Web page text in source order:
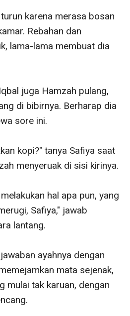
karena merasa bosan
Rebahan dan
lama-lama membuat dia
juga Hamzah pulang,
di bibirnya. Berharap dia
sore ini.
kopi?" tanya Safiya saat
menyeruak di sisi kirinya.
hal apa pun, yang
Safiya," jawab
lantang.
ayahnya dengan
mata sejenak,
mulai tak karuan, dengan